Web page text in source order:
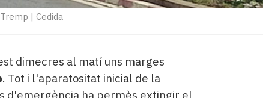
| Cedida
dimecres al matí uns marges
. Tot i l'aparatositat inicial de la